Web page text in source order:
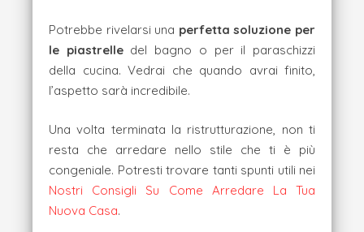
Potrebbe rivelarsi una perfetta soluzione per
le piastrelle del bagno o per il paraschizzi
della cucina. Vedrai che quando avrai finito,
l’aspetto sarà incredibile.
Una volta terminata la ristrutturazione, non ti
resta che arredare nello stile che ti è più
congeniale. Potresti trovare tanti spunti utili nei
Nostri Consigli Su Come Arredare La Tua
Nuova Casa.